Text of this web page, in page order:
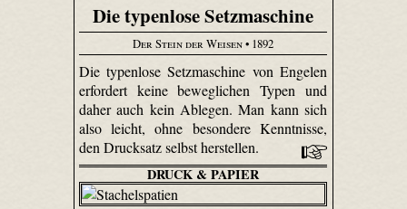
Die typenlose Setzmaschine
Der Stein der Weisen• 1892
Die typenlose Setzmaschine von Engelen
erfordert keine beweglichen Typen und
daher auch kein Ablegen. Man kann sich
also leicht, ohne besondere Kenntnisse,
den Drucksatz selbst herstellen.
DRUCK & PAPIER